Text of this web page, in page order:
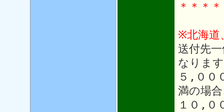
＊＊＊
※北海道
送付先
なりま
５,００
満の場
１０,０